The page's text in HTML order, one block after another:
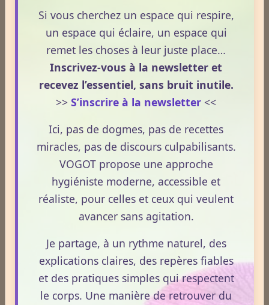
Acupuncture
Aérothérapie
Antigymnastique
Apithérapie
Aloe vera
Si vous cherchez un espace qui respire,
un espace qui éclaire, un espace qui
remet les choses à leur juste place…
Inscrivez-vous à la newsletter et
recevez l’essentiel, sans bruit inutile.
>> S’inscrire à la newsletter <<
Ici, pas de dogmes, pas de recettes
miracles, pas de discours culpabilisants.
VOGOT propose une approche
hygiéniste moderne, accessible et
réaliste, pour celles et ceux qui veulent
avancer sans agitation.
Je partage, à un rythme naturel, des
explications claires, des repères fiables
et des pratiques simples qui respectent
le corps. Une manière de retrouver du